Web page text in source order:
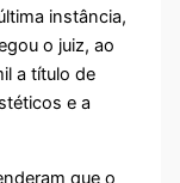
instância,
o juiz, ao
a título de
e a
que o